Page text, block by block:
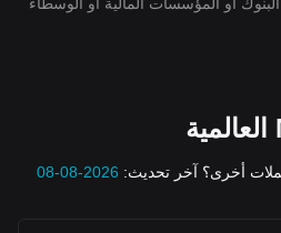
2026-08-08